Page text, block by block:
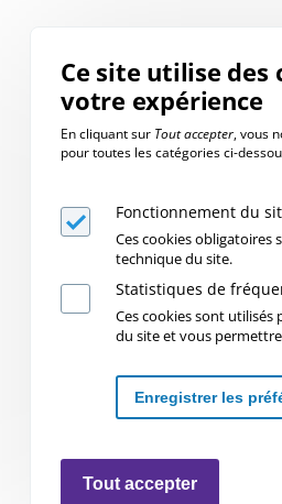
Ce site utilise
votre expérience
En cliquant sur Tout accepter, vous
pour toutes les catégories ci-
Fonctionnement du
Ces cookies
technique du site.
Statistiques de
Ces cookies sont
du site et vous
Enregistrer les
Tout accepter